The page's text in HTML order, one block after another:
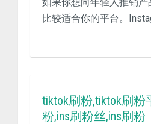
比较适合你的平台。
tiktok刷粉,tiktok刷粉
粉,ins刷粉丝,ins刷粉